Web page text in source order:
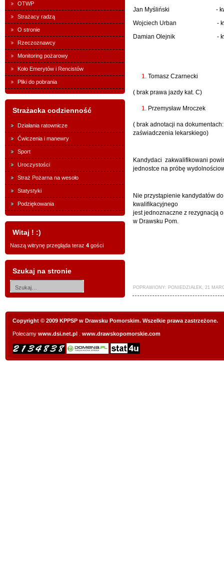
OTWP
Strażacy radzą
O stronie
Rzeczoznawcy
Monitoring pożarowy
Koło Emerytów i Rencistów
Pliki do pobrania
Strażacka codzienność
Działania ratownicze
Ćwiczenia i manewry
Sport
Uroczystości
Straż Pożarna na wesoło
Statystyki
Podziękowania
Witaj ! :)
Naszą witrynę przegląda teraz 4 gości
Szukaj na stronie
Jan Myśliński -
Wojciech Urban -
Damian Olejnik -
Tomasz
( brak prawa jazdy kat. C)
Przemysław
( brak adnotacji na
zaświadczenia lekarskiego)
Kandydaci zakwalifikowani
jednostce na próbę
Nie przystąpienie kandydatów
kwalifikacyjnego
jest jednoznaczne z rezygnacją
w Drawsku Pom.
POPRAWIONY: PONIEDZIAŁEK, 21
Copyright © 2009 KPPSP w Drawsku Pomorskim. Wszelkie prawa zastrzeżone.
Polecamy www.dsi.net.pl www.drawskopomorskie.com